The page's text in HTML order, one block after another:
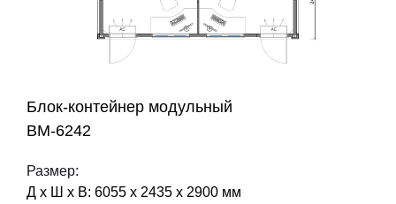
Блок-контейнер модульный
BM-6242
Размер:
Д х Ш х В: 6055 х 2435 х 2900 мм